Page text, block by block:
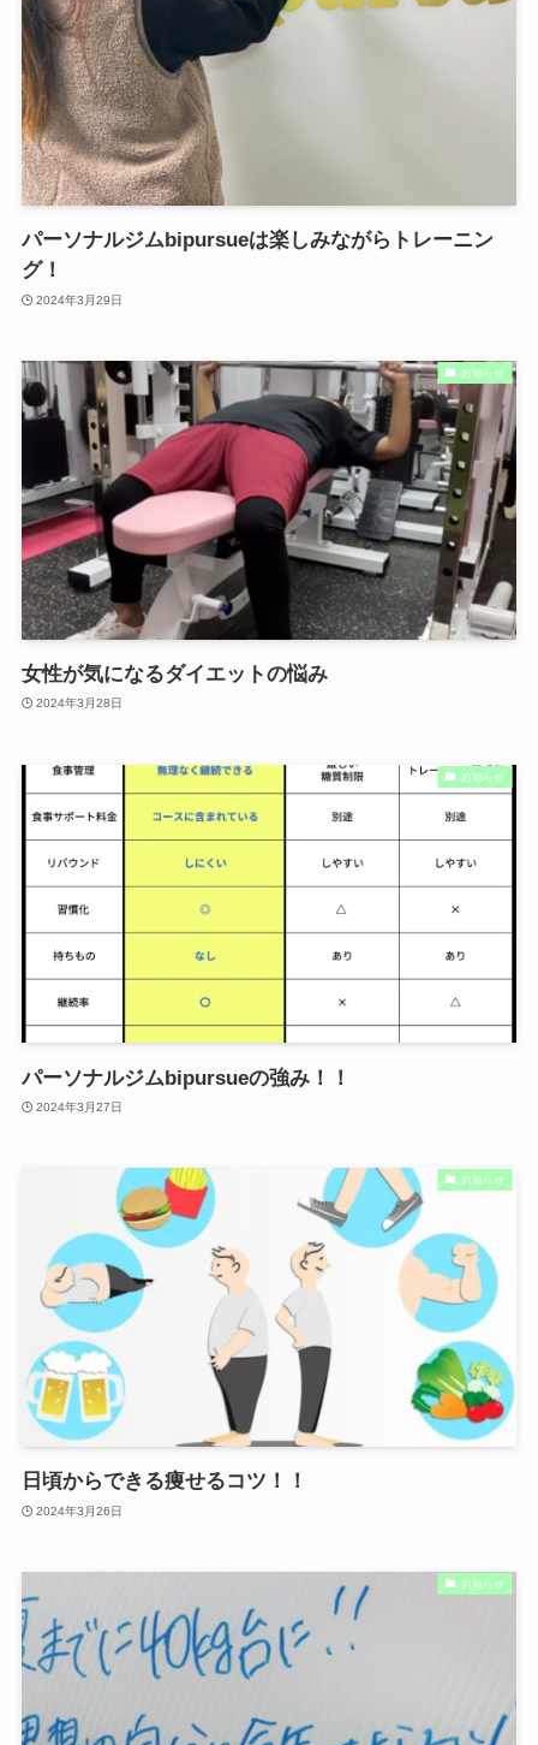
パーソナルジムbipursueは楽しみながらトレーニン
グ！
2024年3月29日
お知らせ
女性が気になるダイエットの悩み
2024年3月28日
お知らせ
パーソナルジムbipursueの強み！！
2024年3月27日
お知らせ
日頃からできる痩せるコツ！！
2024年3月26日
お知らせ